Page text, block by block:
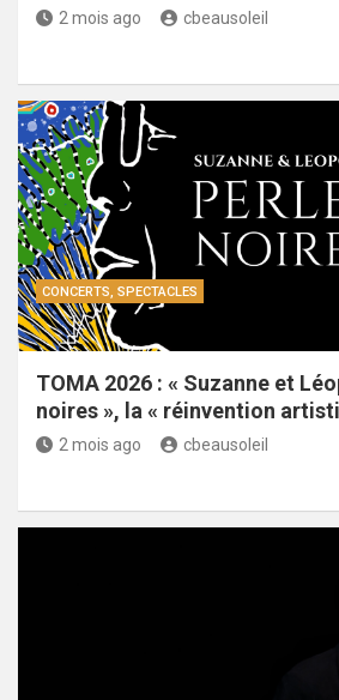
2 mois ago cbeausoleil
CONCERTS, SPECTACLES
TOMA 2026 : « Suzanne et
noires », la « réinvention
2 mois ago cbeausoleil